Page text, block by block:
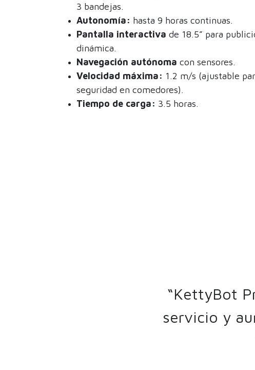
3 bandejas.
Autonomía: hasta 9 horas continuas.
Pantalla interactiva de 18.5” para
dinámica.
Navegación autónoma con sensores.
Velocidad máxima: 1.2 m/s (ajustable
seguridad en comedores).
Tiempo de carga: 3.5 horas.
“KettyBot
servicio y